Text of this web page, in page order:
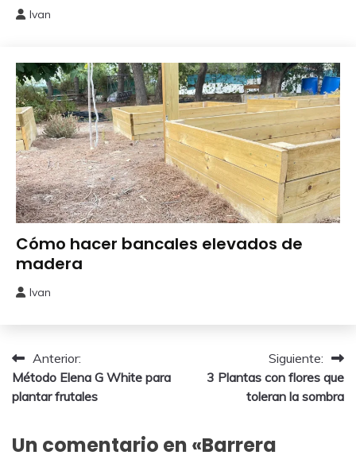
2026
Ivan
Bricolaje
Cómo hacer bancales elevados de
madera
septiembre,
Ivan
Navegación
de
Anterior:
Método Elena G White para
plantar frutales
Siguiente:
3 Plantas con flores que
toleran la sombra
Un comentario en «Barrera